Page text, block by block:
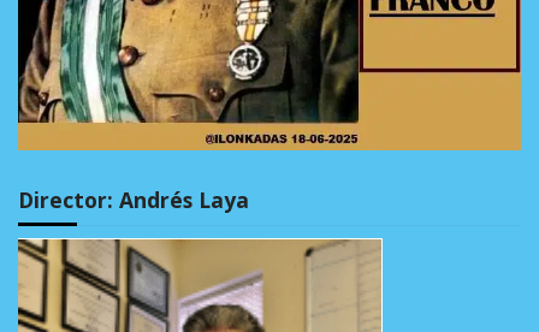
Director: Andrés Laya